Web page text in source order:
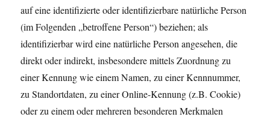
auf eine identifizierte oder identifizierbare natürliche Person
(im Folgenden „betroffene Person“) beziehen; als
identifizierbar wird eine natürliche Person angesehen, die
direkt oder indirekt, insbesondere mittels Zuordnung zu
einer Kennung wie einem Namen, zu einer Kennnummer,
zu Standortdaten, zu einer Online-Kennung (z.B. Cookie)
oder zu einem oder mehreren besonderen Merkmalen